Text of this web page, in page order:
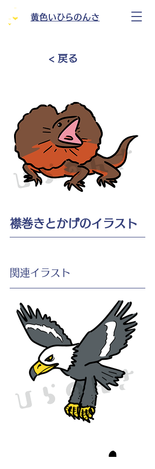
黄色いひらのんさ
< 戻る
襟巻きとかげのイラスト
​関連イラスト